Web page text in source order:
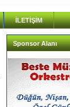
İLETİŞİM
Sponsor Alanı